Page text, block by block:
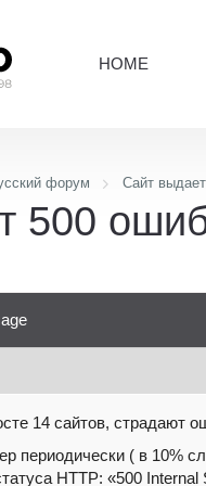
HOME
форум Сайт
500
14 сайтов, страдают
периодически ( в 10%
HTTP: «500 Internal